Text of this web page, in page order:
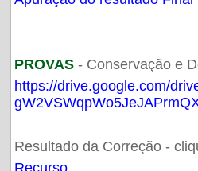
Apuração do resultado Final
PROVAS - Conservação e
https://drive.google.com/
Resultado da Correção -